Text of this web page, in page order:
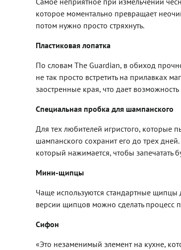
которое моментально превращает
потом нужно просто стряхнуть.
Пластиковая лопатка
По словам The Guardian, в обиход
не так просто встретить на прилавках
заостренные края, что дает
Специальная пробка для шампанского
Для тех любителей игристого, которые
шампанского сохранит его до трех
который нажимается, чтобы запечатать
Мини-щипцы
Чаще используются стандартные
версии щипцов можно сделать процесс
Сифон
«Это незаменимый элемент на кухне,